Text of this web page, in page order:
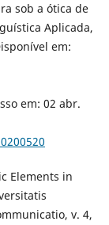
sob a ótica de
Aplicada,
em:
em: 02 abr.
Elements in
v. 4,